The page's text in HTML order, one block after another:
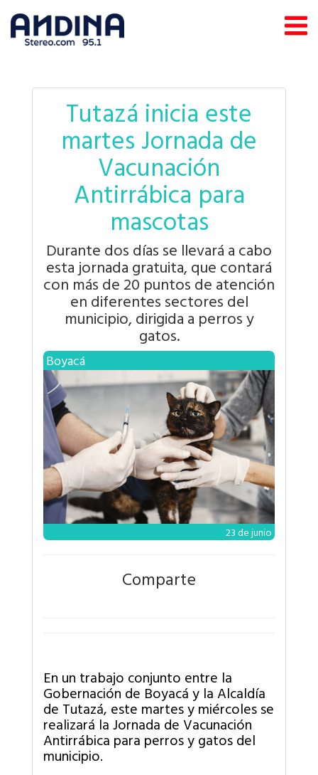
Tutazá inicia este
martes Jornada de
Vacunación
Antirrábica para
mascotas
Durante dos días se llevará a cabo
esta jornada gratuita, que contará
con más de 20 puntos de atención
en diferentes sectores del
municipio, dirigida a perros y
gatos.
Boyacá
23 de junio
Comparte
En un trabajo conjunto entre la
Gobernación de Boyacá y la Alcaldía
de Tutazá, este martes y miércoles se
realizará la Jornada de Vacunación
Antirrábica para perros y gatos del
municipio.